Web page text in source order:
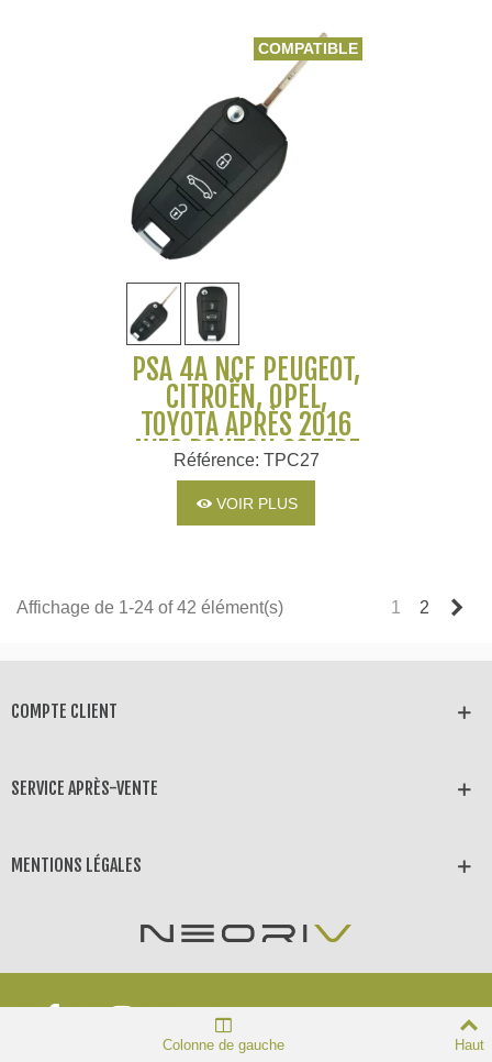
COMPATIBLE
PSA 4A NCF PEUGEOT,
CITROËN, OPEL,
TOYOTA APRÈS 2016
AVEC BOUTON COFFRE
Référence: TPC27
VOIR PLUS
Affichage de 1-24 of 42 élément(s) 1 2
COMPTE CLIENT
SERVICE APRÈS-VENTE
MENTIONS LÉGALES
Neoriv © 2025 Tous droits
Colonne de gauche Haut